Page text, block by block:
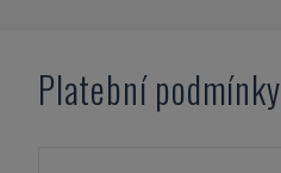
Platební podmínky